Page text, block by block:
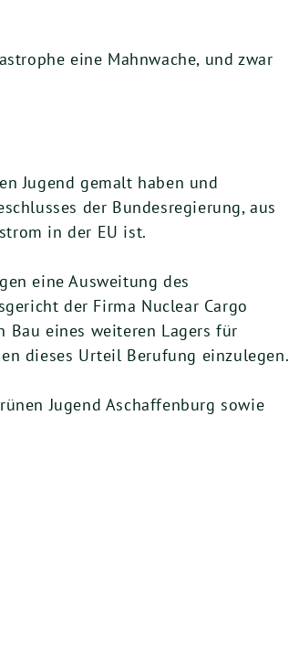
eine Mahnwache, und zwar
Jugend gemalt haben und
der Bundesregierung, aus
in der EU ist.
eine Ausweitung des
der Firma Nuclear Cargo
Bau eines weiteren Lagers für
dieses Urteil Berufung einzulegen.
Jugend Aschaffenburg sowie